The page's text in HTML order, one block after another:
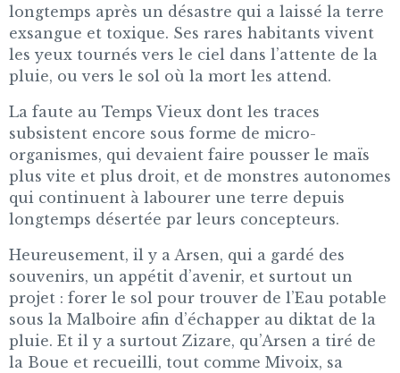
longtemps après un désastre qui a laissé la terre
exsangue et toxique. Ses rares habitants vivent
les yeux tournés vers le ciel dans l’attente de la
pluie, ou vers le sol où la mort les attend.
La faute au Temps Vieux dont les traces
subsistent encore sous forme de micro-
organismes, qui devaient faire pousser le maïs
plus vite et plus droit, et de monstres autonomes
qui continuent à labourer une terre depuis
longtemps désertée par leurs concepteurs.
Heureusement, il y a Arsen, qui a gardé des
souvenirs, un appétit d’avenir, et surtout un
projet : forer le sol pour trouver de l’Eau potable
sous la Malboire afin d’échapper au diktat de la
pluie. Et il y a surtout Zizare, qu’Arsen a tiré de
la Boue et recueilli, tout comme Mivoix, sa